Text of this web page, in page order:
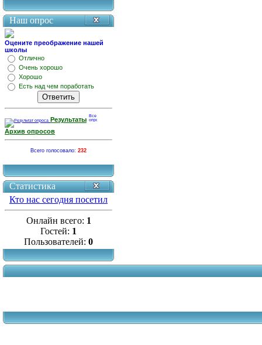
Наш опрос
Оцените преображение нашей
школы
Отлично
Очень хорошо
Хорошо
Есть над чем поработать
Результаты
Архив опросов
Всего голосовало: 232
Статистика
Кто нас сегодня посетил
Онлайн всего: 1
Гостей: 1
Пользователей: 0